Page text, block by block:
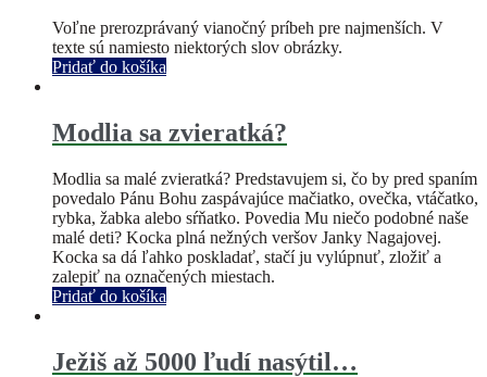
Voľne prerozprávaný vianočný príbeh pre najmenších. V
texte sú namiesto niektorých slov obrázky.
Pridať do košíka
Modlia sa zvieratká?
Modlia sa malé zvieratká? Predstavujem si, čo by pred spaním
povedalo Pánu Bohu zaspávajúce mačiatko, ovečka, vtáčatko,
rybka, žabka alebo sŕňatko. Povedia Mu niečo podobné naše
malé deti? Kocka plná nežných veršov Janky Nagajovej.
Kocka sa dá ľahko poskladať, stačí ju vylúpnuť, zložiť a
zalepiť na označených miestach.
Pridať do košíka
Ježiš až 5000 ľudí nasýtil…